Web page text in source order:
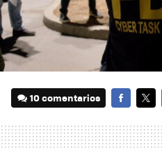
10 comentarios